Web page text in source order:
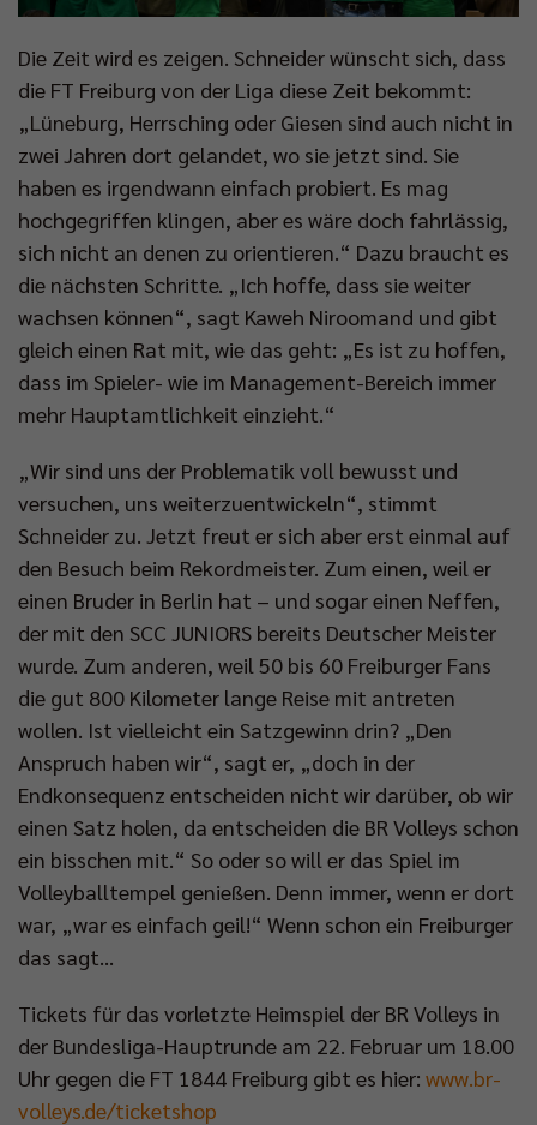
Die Zeit wird es zeigen. Schneider wünscht sich, dass
die FT Freiburg von der Liga diese Zeit bekommt:
„Lüneburg, Herrsching oder Giesen sind auch nicht in
zwei Jahren dort gelandet, wo sie jetzt sind. Sie
haben es irgendwann einfach probiert. Es mag
hochgegriffen klingen, aber es wäre doch fahrlässig,
sich nicht an denen zu orientieren.“ Dazu braucht es
die nächsten Schritte. „Ich hoffe, dass sie weiter
wachsen können“, sagt Kaweh Niroomand und gibt
gleich einen Rat mit, wie das geht: „Es ist zu hoffen,
dass im Spieler- wie im Management-Bereich immer
mehr Hauptamtlichkeit einzieht.“
„Wir sind uns der Problematik voll bewusst und
versuchen, uns weiterzuentwickeln“, stimmt
Schneider zu. Jetzt freut er sich aber erst einmal auf
den Besuch beim Rekordmeister. Zum einen, weil er
einen Bruder in Berlin hat – und sogar einen Neffen,
der mit den SCC JUNIORS bereits Deutscher Meister
wurde. Zum anderen, weil 50 bis 60 Freiburger Fans
die gut 800 Kilometer lange Reise mit antreten
wollen. Ist vielleicht ein Satzgewinn drin? „Den
Anspruch haben wir“, sagt er, „doch in der
Endkonsequenz entscheiden nicht wir darüber, ob wir
einen Satz holen, da entscheiden die BR Volleys schon
ein bisschen mit.“ So oder so will er das Spiel im
Volleyballtempel genießen. Denn immer, wenn er dort
war, „war es einfach geil!“ Wenn schon ein Freiburger
das sagt…
Tickets für das vorletzte Heimspiel der BR Volleys in
der Bundesliga-Hauptrunde am 22. Februar um 18.00
Uhr gegen die FT 1844 Freiburg gibt es hier: www.br-
volleys.de/ticketshop